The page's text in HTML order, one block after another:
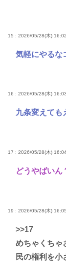
15 : 2026/05/28(木)
気軽にやるな
16 : 2026/05/28(木)
九条変えても
17 : 2026/05/28(木)
どうやばいん
19 : 2026/05/28(木)
>>17
めちゃくちゃ
民の権利を小